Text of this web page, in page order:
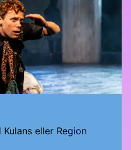
eller Region